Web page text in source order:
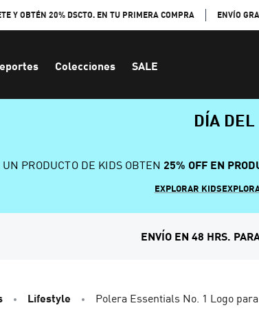
Y OBTÉN 20% DSCTO. EN TU PRIMERA COMPRA ENVÍO
Colecciones SALE
DÍA
PRODUCTO DE KIDS OBTEN 25% OFF EN
EXPLORAR KIDS
ENVÍO EN 48 HRS.
Lifestyle Polera Essentials No. 1 Logo